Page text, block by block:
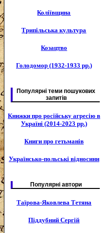
Коліївщина
Трипільська культура
Козацтво
Голодомор (1932-1933 рр.)
Популярні теми пошукових
запитів
Книжки про російську агресію в
Україні (2014-2023 рр.)
Книги про гетьманів
Українсько-польські відносини
Популярні автори
Таїрова-Яковлева Тетяна
Піддубний Сергій